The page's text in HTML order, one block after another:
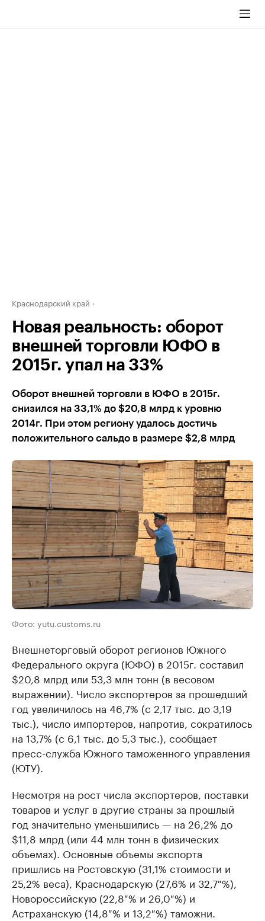
Краснодарский край
Новая реальность: оборот
внешней торговли ЮФО в
2015г. упал на 33%
Оборот внешней торговли в ЮФО в 2015г.
снизился на 33,1% до $20,8 млрд к уровню
2014г. При этом региону удалось достичь
положительного сальдо в размере $2,8 млрд
Фото: yutu.customs.ru
Внешнеторговый оборот регионов Южного
Федерального округа (ЮФО) в 2015г. составил
$20,8 млрд или 53,3 млн тонн (в весовом
выражении). Число экспортеров за прошедший
год увеличилось на 46,7% (с 2,17 тыс. до 3,19
тыс.), число импортеров, напротив, сократилось
на 13,7% (с 6,1 тыс. до 5,3 тыс.), сообщает
пресс-служба Южного таможенного управления
(ЮТУ).
Несмотря на рост числа экспортеров, поставки
товаров и услуг в другие страны за прошлый
год значительно уменьшились — на 26,2% до
$11,8 млрд (или 44 млн тонн в физических
объемах). Основные объемы экспорта
пришлись на Ростовскую (31,1% стоимости и
25,2% веса), Краснодарскую (27,6% и 32,7 %),
Новороссийскую (22,8 % и 26,0 %) и
Астраханскую (14,8 % и 13,2 %) таможни.